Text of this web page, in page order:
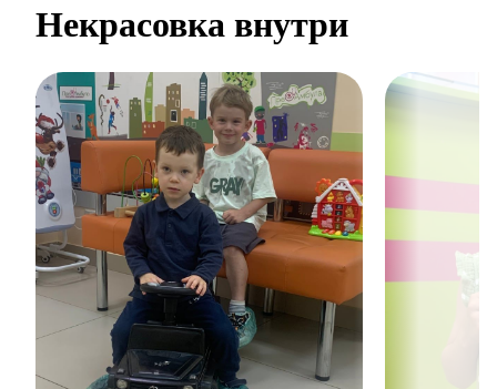
Некрасовка внутри